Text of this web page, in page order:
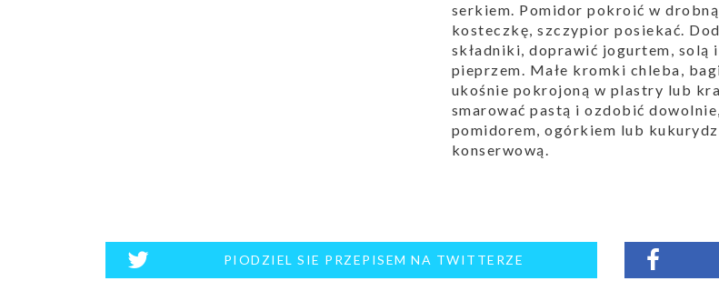
serkiem. Pomidor pokroić w drobną
kosteczkę, szczypior posiekać.
składniki, doprawić jogurtem, solą i
pieprzem. Małe kromki chleba,
ukośnie pokrojoną w plastry lub
smarować pastą i ozdobić
pomidorem, ogórkiem lub
konserwową.
PIODZIEL SIE PRZEPISEM NA TWITTERZE